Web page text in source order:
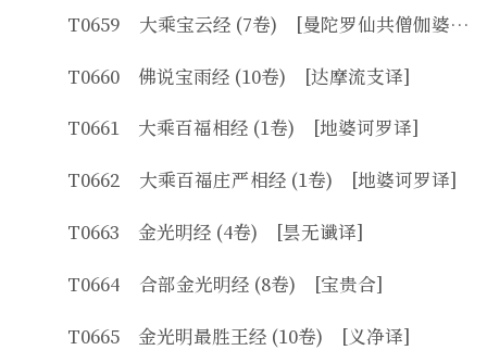
T0659 大乘宝云经 (7卷) [曼陀罗仙共僧伽婆罗译]
T0660 佛说宝雨经 (10卷) [达摩流支译]
T0661 大乘百福相经 (1卷) [地婆诃罗译]
T0662 大乘百福庄严相经 (1卷) [地婆诃罗译]
T0663 金光明经 (4卷) [昙无谶译]
T0664 合部金光明经 (8卷) [宝贵合]
T0665 金光明最胜王经 (10卷) [义净译]